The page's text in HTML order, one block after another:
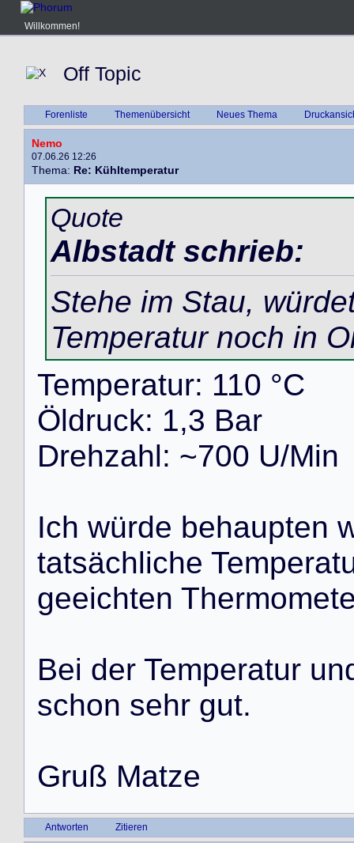
Willkommen!
Off Topic
Forenliste Themenübersicht Neues Thema
Nemo
07.06.26 12:26
Thema: Re: Kühltemperatur
Quote
Albstadt schrieb:
Stehe im Stau,
Temperatur noch in
Temperatur: 110 °C
Öldruck: 1,3 Bar
Drehzahl: ~700 U/Min
Ich würde behaupten
tatsächliche Temperat
geeichten Thermomet
Bei der Temperatur un
schon sehr gut.
Gruß Matze
Antworten Zitieren